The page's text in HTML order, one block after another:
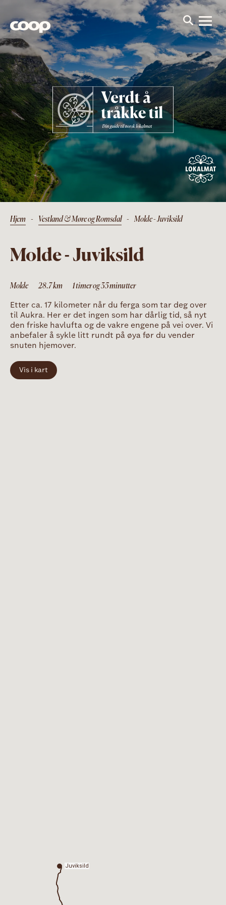
Hjem - Vestland & Møre og Romsdal - Molde - Juviksild
Molde - Juviksild
Molde 28.7km 1 timer og 35 minutter
Etter ca. 17 kilometer når du ferga som tar deg over
til Aukra. Her er det ingen som har dårlig tid, så nyt
den friske havlufta og de vakre engene på vei over. Vi
anbefaler å sykle litt rundt på øya før du vender
snuten hjemover.
Vis i kart
Juviksild